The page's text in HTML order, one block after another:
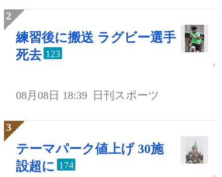
練習後に搬送 ラグビー選手
死去 123
08月08日 18:39 日刊スポーツ
テーマパーク値上げ 30施
設超に 174